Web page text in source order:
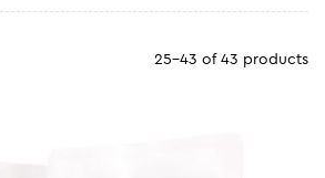
25-43 of 43 products